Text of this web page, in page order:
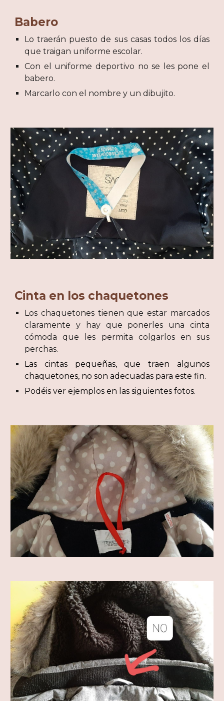
Babero
Lo traerán puesto de sus casas todos los días
que traigan uniforme escolar.
Con el uniforme deportivo no se les pone el
babero.
Marcarlo con el nombre y un dibujito.
Cinta en los chaquetones
Los chaquetones tienen que estar marcados
claramente y hay que ponerles una cinta
cómoda que les permita colgarlos en sus
perchas.
Las cintas pequeñas, que traen algunos
chaquetones, no son adecuadas para este fin.
Podéis ver ejemplos en las siguientes fotos.